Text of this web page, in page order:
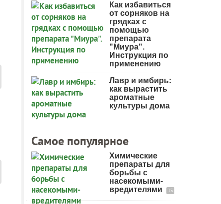
Как избавиться
от сорняков на
грядках с
помощью
препарата
"Миура".
Инструкция по
применению
Лавр и имбирь:
как вырастить
ароматные
культуры дома
Самое популярное
Химические
препараты для
борьбы с
насекомыми-
вредителями
13